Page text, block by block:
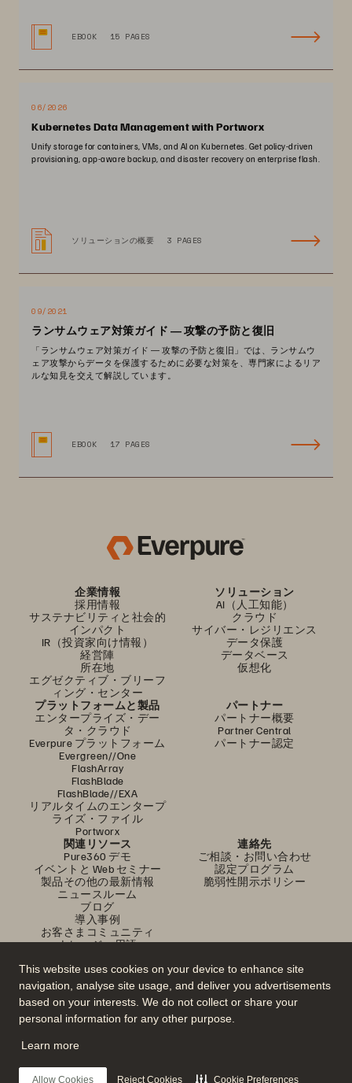
This website uses cookies on your device to enhance site
navigation, analyse site usage, and deliver you advertisements
based on your interests. We do not collect or share your
personal information for any other purpose.
Learn more
Allow Cookies Reject Cookies Cookie Preferences
EBOOK 15 PAGES
06/2026
Kubernetes Data Management with Portworx
Unify storage for containers, VMs, and AI on Kubernetes. Get policy-driven
provisioning, app-aware backup, and disaster recovery on enterprise flash.
ソリューションの概要 3 PAGES
09/2021
ランサムウェア対策ガイド ― 攻撃の予防と復旧
「ランサムウェア対策ガイド ― 攻撃の予防と復旧」では、ランサムウ
ェア攻撃からデータを保護するために必要な対策を、専門家によるリア
ルな知見を交えて解説しています。
EBOOK 17 PAGES
企業情報
採用情報
サステナビリティと社会的
インパクト
IR（投資家向け情報）
経営陣
所在地
エグゼクティブ・ブリーフ
ィング・センター
ソリューション
AI（人工知能）
クラウド
サイバー・レジリエンス
データ保護
データベース
仮想化
プラットフォームと製品
エンタープライズ・デー
タ・クラウド
Everpure プラットフォーム
Evergreen//One
FlashArray
FlashBlade
FlashBlade//EXA
リアルタイムのエンタープ
ライズ・ファイル
Portworx
パートナー
パートナー概要
Partner Central
パートナー認定
関連リソース
Pure360 デモ
イベントと Web セミナー
製品その他の最新情報
ニュースルーム
ブログ
導入事例
お客さまコミュニティ
ナレッジ・用語
連絡先
ご相談・お問い合わせ
認定プログラム
脆弱性開示ポリシー
公式 SNS
是非フォローをお願いします！
© 2026 Everpure, Inc. 無断転用は禁止されています。